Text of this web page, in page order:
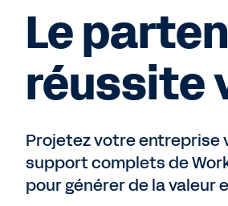
Le
réussite
Projetez votre entreprise
support complets de
pour générer de la